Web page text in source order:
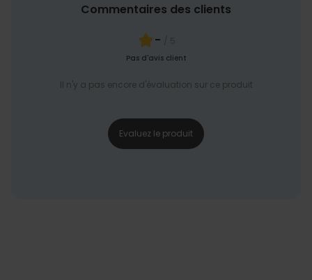
Commentaires des clients
- / 5
Pas d'avis client
Il n'y a pas encore d'évaluation sur ce produit
Evaluez le produit